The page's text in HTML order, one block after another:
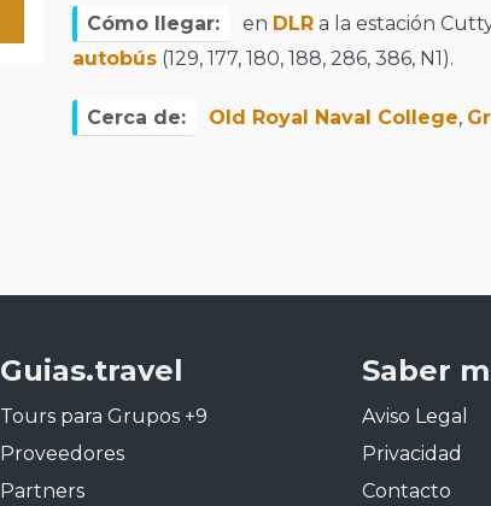
Cómo llegar: en DLR a la estación
autobús (129, 177, 180, 188, 286, 386, N1).
Cerca de: Old Royal Naval College,
Guias.travel
Tours para Grupos +9
Proveedores
Partners
Saber
Aviso Legal
Privacidad
Contacto